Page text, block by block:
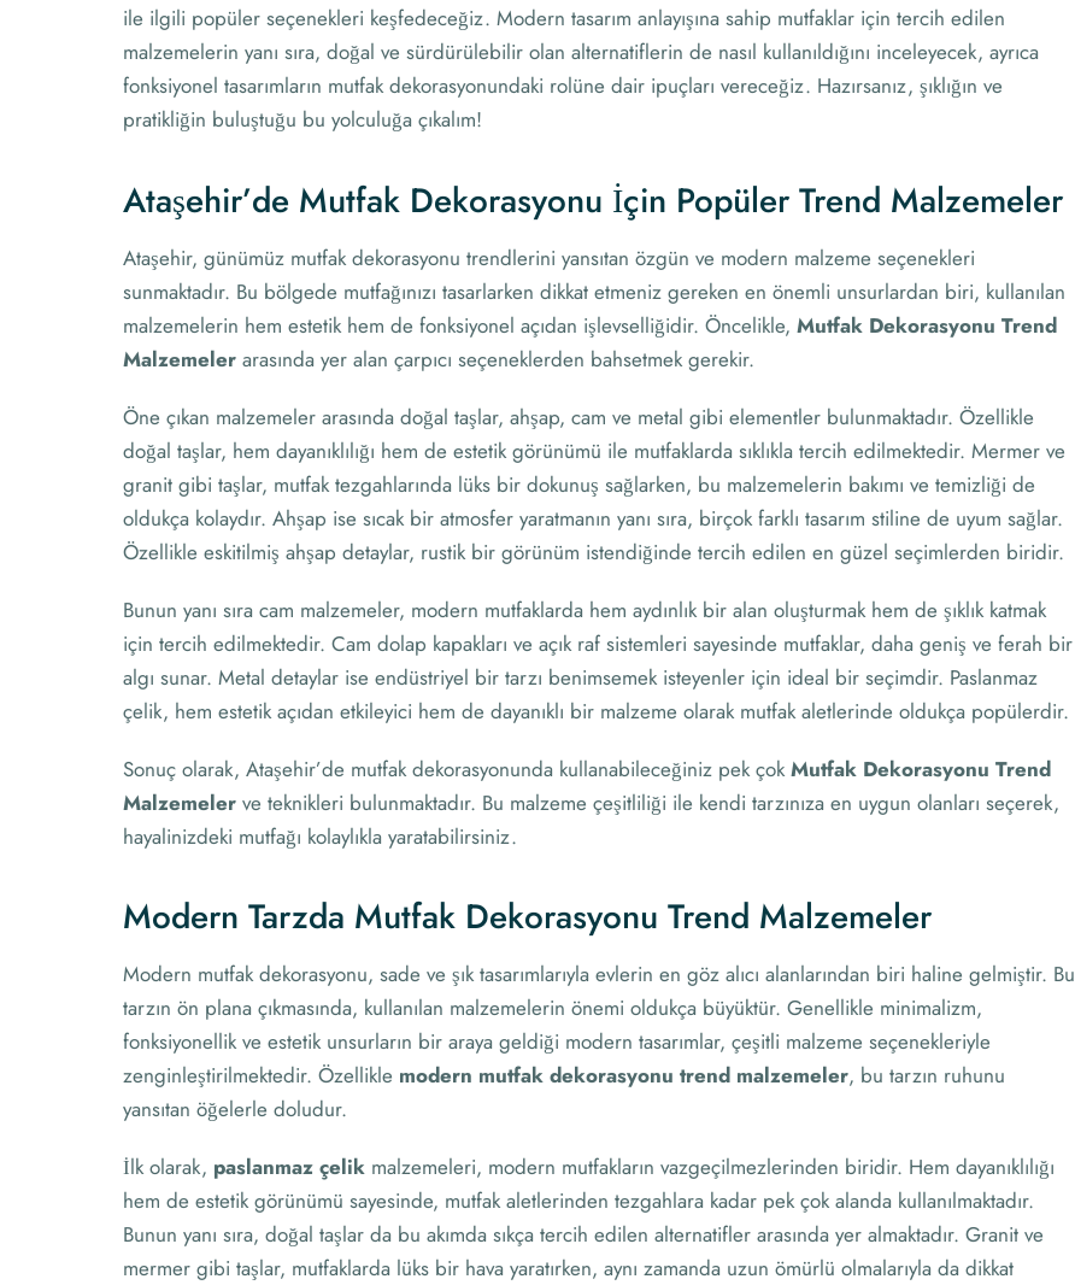
ile ilgili popüler seçenekleri keşfedeceğiz. Modern tasarım anlayışına sahip mutfaklar için tercih edilen
malzemelerin yanı sıra, doğal ve sürdürülebilir olan alternatiflerin de nasıl kullanıldığını inceleyecek, ayrıca
fonksiyonel tasarımların mutfak dekorasyonundaki rolüne dair ipuçları vereceğiz. Hazırsanız, şıklığın ve
pratikliğin buluştuğu bu yolculuğa çıkalım!
Ataşehir’de Mutfak Dekorasyonu İçin Popüler Trend Malzemeler
Ataşehir, günümüz mutfak dekorasyonu trendlerini yansıtan özgün ve modern malzeme seçenekleri
sunmaktadır. Bu bölgede mutfağınızı tasarlarken dikkat etmeniz gereken en önemli unsurlardan biri, kullanılan
malzemelerin hem estetik hem de fonksiyonel açıdan işlevselliğidir. Öncelikle, Mutfak Dekorasyonu Trend
Malzemeler arasında yer alan çarpıcı seçeneklerden bahsetmek gerekir.
Öne çıkan malzemeler arasında doğal taşlar, ahşap, cam ve metal gibi elementler bulunmaktadır. Özellikle
doğal taşlar, hem dayanıklılığı hem de estetik görünümü ile mutfaklarda sıklıkla tercih edilmektedir. Mermer ve
granit gibi taşlar, mutfak tezgahlarında lüks bir dokunuş sağlarken, bu malzemelerin bakımı ve temizliği de
oldukça kolaydır. Ahşap ise sıcak bir atmosfer yaratmanın yanı sıra, birçok farklı tasarım stiline de uyum sağlar.
Özellikle eskitilmiş ahşap detaylar, rustik bir görünüm istendiğinde tercih edilen en güzel seçimlerden biridir.
Bunun yanı sıra cam malzemeler, modern mutfaklarda hem aydınlık bir alan oluşturmak hem de şıklık katmak
için tercih edilmektedir. Cam dolap kapakları ve açık raf sistemleri sayesinde mutfaklar, daha geniş ve ferah bir
algı sunar. Metal detaylar ise endüstriyel bir tarzı benimsemek isteyenler için ideal bir seçimdir. Paslanmaz
çelik, hem estetik açıdan etkileyici hem de dayanıklı bir malzeme olarak mutfak aletlerinde oldukça popülerdir.
Sonuç olarak, Ataşehir’de mutfak dekorasyonunda kullanabileceğiniz pek çokMutfak Dekorasyonu Trend
Malzemeler ve teknikleri bulunmaktadır. Bu malzeme çeşitliliği ile kendi tarzınıza en uygun olanları seçerek,
hayalinizdeki mutfağı kolaylıkla yaratabilirsiniz.
Modern Tarzda Mutfak Dekorasyonu Trend Malzemeler
Modern mutfak dekorasyonu, sade ve şık tasarımlarıyla evlerin en göz alıcı alanlarından biri haline gelmiştir. Bu
tarzın ön plana çıkmasında, kullanılan malzemelerin önemi oldukça büyüktür. Genellikle minimalizm,
fonksiyonellik ve estetik unsurların bir araya geldiği modern tasarımlar, çeşitli malzeme seçenekleriyle
zenginleştirilmektedir. Özellikle modern mutfak dekorasyonu trend malzemeler, bu tarzın ruhunu
yansıtan öğelerle doludur.
İlk olarak, paslanmaz çelik malzemeleri, modern mutfakların vazgeçilmezlerinden biridir. Hem dayanıklılığı
hem de estetik görünümü sayesinde, mutfak aletlerinden tezgahlara kadar pek çok alanda kullanılmaktadır.
Bunun yanı sıra, doğal taşlar da bu akımda sıkça tercih edilen alternatifler arasında yer almaktadır. Granit ve
mermer gibi taşlar, mutfaklarda lüks bir hava yaratırken, aynı zamanda uzun ömürlü olmalarıyla da dikkat